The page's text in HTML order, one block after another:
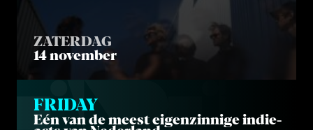
ZATERDAG
14 november
FRI­DAY
Eén van de meest eigen­zin­ni­ge indie­